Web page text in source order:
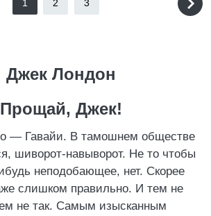
1 2 3
Джек Лондон
Прощай, Джек!
— Гавайи. В тамошнем обществе
шиворот-навыворот. Не то чтобы
неподобающее, нет. Скорее
слишком правильно. И тем не
не так. Самым изысканным